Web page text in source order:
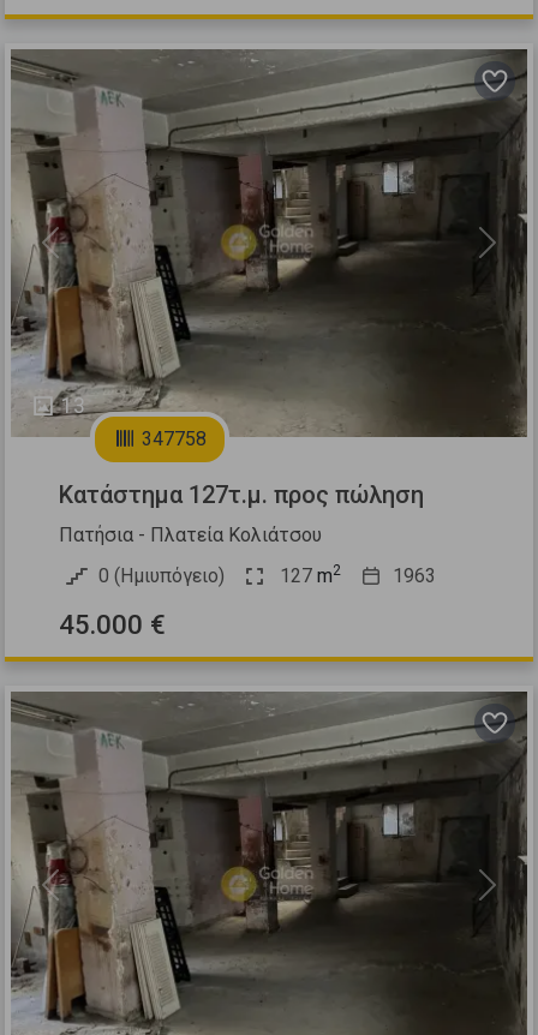
13
Previous Next
347758
Κατάστημα 127τ.μ. προς πώληση
Πατήσια - Πλατεία Κολιάτσου
0 (Ημιυπόγειο)
127 m2 1963
45.000 €
Previous Next